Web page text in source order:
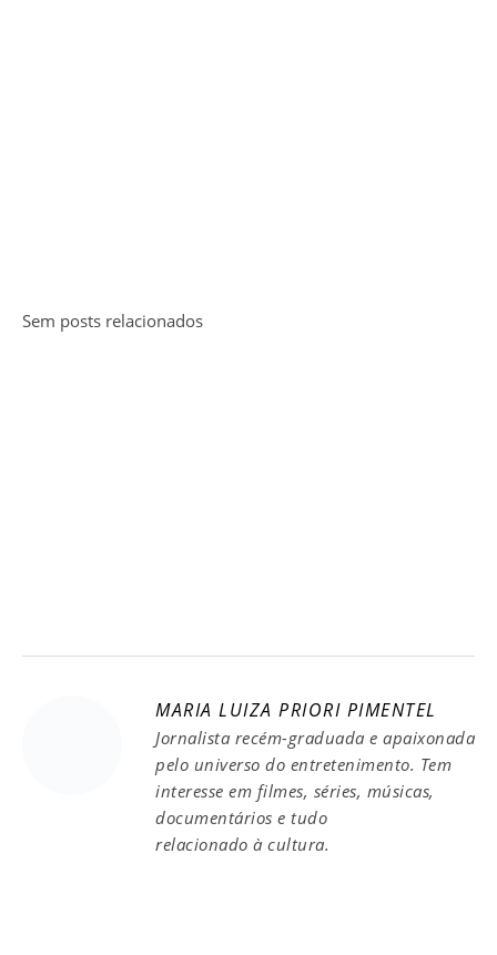
Sem posts relacionados
MARIA LUIZA PRIORI PIMENTEL
Jornalista recém-graduada e apaixonada
pelo universo do entretenimento. Tem
interesse em filmes, séries, músicas,
documentários e tudo
relacionado à cultura.